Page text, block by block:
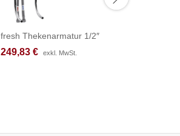
fresh Thekenarmatur 1/2″
249,83 € exkl. MwSt.
249,83 € exkl. MwSt.